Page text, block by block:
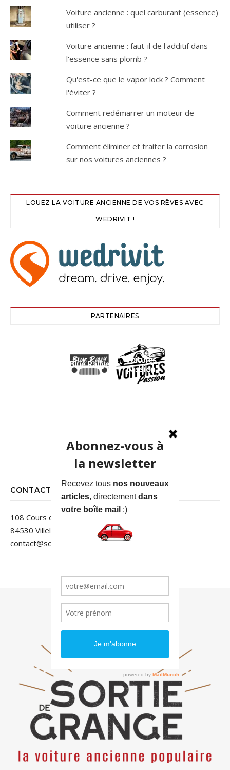
Voiture ancienne : quel carburant (essence)
utiliser ?
Voiture ancienne : faut-il de l'additif dans
l'essence sans plomb ?
Qu'est-ce que le vapor lock ? Comment
l'éviter ?
Comment redémarrer un moteur de
voiture ancienne ?
Comment éliminer et traiter la corrosion
sur nos voitures anciennes ?
LOUEZ LA VOITURE ANCIENNE DE VOS RÊVES AVEC
WEDRIVIT !
PARTENAIRES
Blue Rallye
Voitures
passion
CONTACT
108 Cours des Jardins
84530 Villelaure
contact@sortiedegrange.com